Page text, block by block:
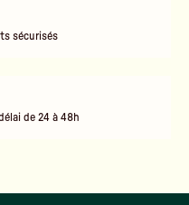
sécurisés
de 24 à 48h